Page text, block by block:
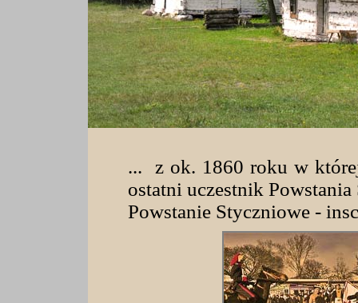
... z ok. 1860 roku w
ostatni uczestnik
Powstanie Styczniowe -